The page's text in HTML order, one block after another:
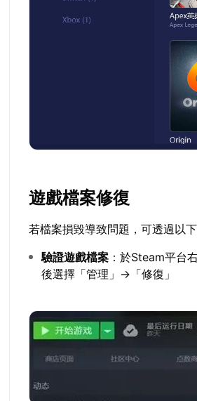
遊戲檔案修復
若檔案損毀導致問題，可透過以下
驗證遊戲檔案 ：於Steam平台
後選擇「管理」→「修復」